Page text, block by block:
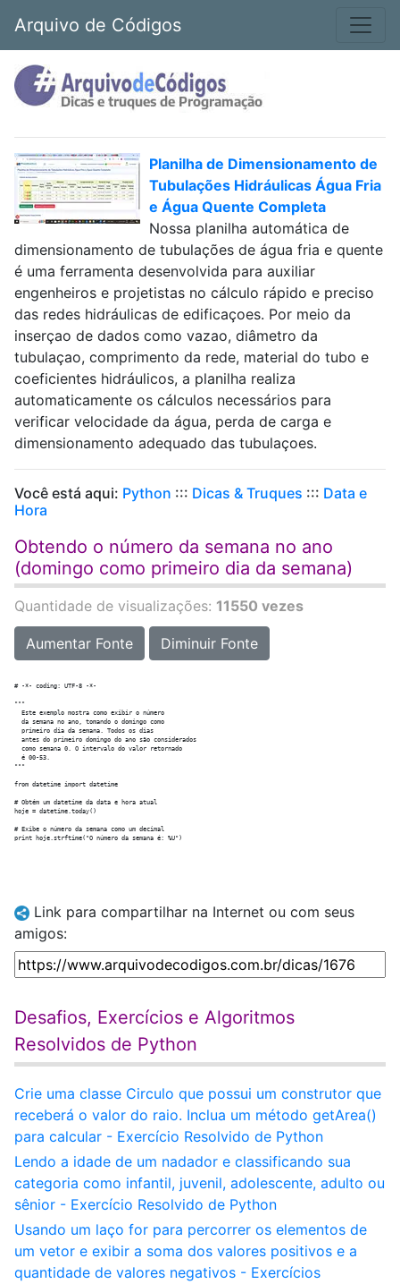
Arquivo de Códigos
Planilha de Dimensionamento de
Tubulações Hidráulicas Água Fria
e Água Quente Completa
Nossa planilha automática de
dimensionamento de tubulações de água fria e quente
é uma ferramenta desenvolvida para auxiliar
engenheiros e projetistas no cálculo rápido e preciso
das redes hidráulicas de edificaçoes. Por meio da
inserçao de dados como vazao, diâmetro da
tubulaçao, comprimento da rede, material do tubo e
coeficientes hidráulicos, a planilha realiza
automaticamente os cálculos necessários para
verificar velocidade da água, perda de carga e
dimensionamento adequado das tubulaçoes.
Você está aqui: Python ::: Dicas & Truques ::: Data e
Hora
Obtendo o número da semana no ano
(domingo como primeiro dia da semana)
Quantidade de visualizações: 11550 vezes
Aumentar Fonte Diminuir Fonte
# -*- coding: UTF-8 -*-
"""
  Este exemplo mostra como exibir o número
  da semana no ano, tomando o domingo como
  primeiro dia da semana. Todos os dias
  antes do primeiro domingo do ano são considerados
  como semana 0. O intervalo do valor retornado
  é 00-53.
"""
from datetime import datetime
# Obtém um datetime da data e hora atual
hoje = datetime.today()
# Exibe o número da semana como um decimal
Link para compartilhar na Internet ou com seus
amigos:
Desafios, Exercícios e Algoritmos
Resolvidos de Python
Crie uma classe Circulo que possui um construtor que
receberá o valor do raio. Inclua um método getArea()
para calcular - Exercício Resolvido de Python
Lendo a idade de um nadador e classificando sua
categoria como infantil, juvenil, adolescente, adulto ou
sênior - Exercício Resolvido de Python
Usando um laço for para percorrer os elementos de
um vetor e exibir a soma dos valores positivos e a
quantidade de valores negativos - Exercícios